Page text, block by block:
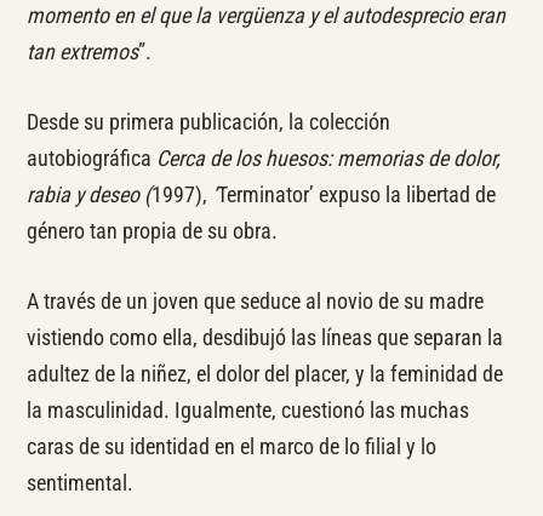
momento en el que la vergüenza y el autodesprecio eran
tan extremos”.
Desde su primera publicación, la colección
autobiográfica Cerca de los huesos: memorias de dolor,
rabia y deseo (1997), ‘Terminator’ expuso la libertad de
género tan propia de su obra.
A través de un joven que seduce al novio de su madre
vistiendo como ella, desdibujó las líneas que separan la
adultez de la niñez, el dolor del placer, y la feminidad de
la masculinidad. Igualmente, cuestionó las muchas
caras de su identidad en el marco de lo filial y lo
sentimental.